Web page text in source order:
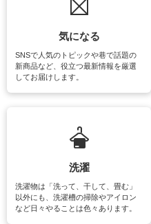
気になる
SNSで人気のトピックや巷で話題の
新商品など、役立つ最新情報を厳選
してお届けします。
洗濯
洗濯物は「洗って、干して、畳む」
以外にも、洗濯槽の掃除やアイロン
など日々やることは色々あります。